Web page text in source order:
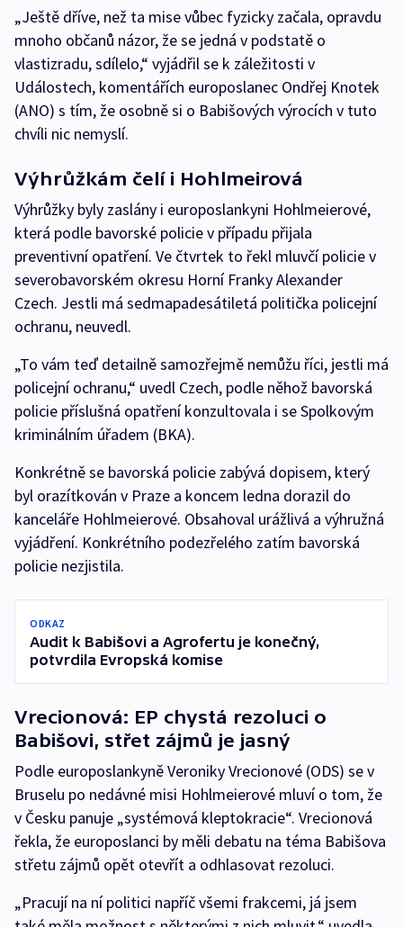
„Ještě dříve, než ta mise vůbec fyzicky začala, opravdu
mnoho občanů názor, že se jedná v podstatě o
vlastizradu, sdílelo,“ vyjádřil se k záležitosti v
Událostech, komentářích europoslanec Ondřej Knotek
(ANO) s tím, že osobně si o Babišových výrocích v tuto
chvíli nic nemyslí.
Výhrůžkám čelí i Hohlmeirová
Výhrůžky byly zaslány i europoslankyni Hohlmeierové,
která podle bavorské policie v případu přijala
preventivní opatření. Ve čtvrtek to řekl mluvčí policie v
severobavorském okresu Horní Franky Alexander
Czech. Jestli má sedmapadesátiletá politička policejní
ochranu, neuvedl.
„To vám teď detailně samozřejmě nemůžu říci, jestli má
policejní ochranu,“ uvedl Czech, podle něhož bavorská
policie příslušná opatření konzultovala i se Spolkovým
kriminálním úřadem (BKA).
Konkrétně se bavorská policie zabývá dopisem, který
byl orazítkován v Praze a koncem ledna dorazil do
kanceláře Hohlmeierové. Obsahoval urážlivá a výhružná
vyjádření. Konkrétního podezřelého zatím bavorská
policie nezjistila.
ODKAZ
Audit k Babišovi a Agrofertu je konečný,
potvrdila Evropská komise
Vrecionová: EP chystá rezoluci o
Babišovi, střet zájmů je jasný
Podle europoslankyně Veroniky Vrecionové (ODS) se v
Bruselu po nedávné misi Hohlmeierové mluví o tom, že
v Česku panuje „systémová kleptokracie“. Vrecionová
řekla, že europoslanci by měli debatu na téma Babišova
střetu zájmů opět otevřít a odhlasovat rezoluci.
„Pracují na ní politici napříč všemi frakcemi, já jsem